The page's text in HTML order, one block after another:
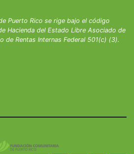
Puerto Rico se rige bajo el código
Hacienda del Estado Libre Asociado de
de Rentas Internas Federal 501(c) (3).